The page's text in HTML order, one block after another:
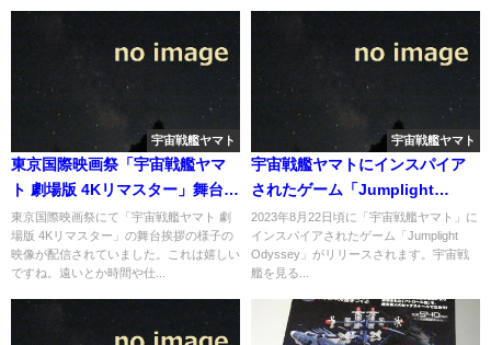
宇宙戦艦ヤマト
東京国際映画祭「宇宙戦艦ヤマ
ト 劇場版 4Kリマスター」舞台挨
拶、麻上洋子さんご登壇の映像
が配信
東京国際映画祭にて「宇宙戦艦ヤマト 劇
場版 4Kリマスター」の舞台挨拶の様子の
映像が配信されていました。これは嬉しい
ですね。遠いとか時間や仕...
宇宙戦艦ヤマト
宇宙戦艦ヤマトにインスパイア
されたゲーム「Jumplight
Odyssey」が2023年8月に配信
へ
2023年8月22日頃に「宇宙戦艦ヤマト」に
インスパイアされたゲーム「Jumplight
Odyssey」がリリースされます。宇宙戦
艦を見る...